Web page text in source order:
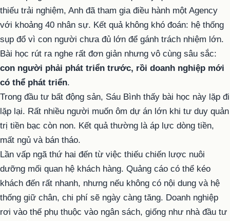
thiếu trải nghiệm, Anh đã tham gia điều hành một Agency
với khoảng 40 nhân sự. Kết quả không khó đoán: hệ thống
sụp đổ vì con người chưa đủ lớn để gánh trách nhiệm lớn.
Bài học rút ra nghe rất đơn giản nhưng vô cùng sâu sắc:
con người phải phát triển trước, rồi doanh nghiệp mới
có thể phát triển.
Trong đầu tư bất động sản, Sáu Bình thấy bài học này lặp đi
lặp lại. Rất nhiều người muốn ôm dự án lớn khi tư duy quản
trị tiền bạc còn non. Kết quả thường là áp lực dòng tiền,
mất ngủ và bán tháo.
Lần vấp ngã thứ hai đến từ việc thiếu chiến lược nuôi
dưỡng mối quan hệ khách hàng. Quảng cáo có thể kéo
khách đến rất nhanh, nhưng nếu không có nội dung và hệ
thống giữ chân, chi phí sẽ ngày càng tăng. Doanh nghiệp
rơi vào thế phụ thuộc vào ngân sách, giống như nhà đầu tư